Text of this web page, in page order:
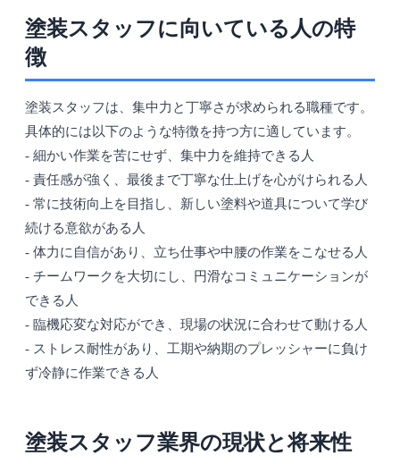
塗装スタッフに向いている人の特
徴
塗装スタッフは、集中力と丁寧さが求められる職種です。
具体的には以下のような特徴を持つ方に適しています。
- 細かい作業を苦にせず、集中力を維持できる人
- 責任感が強く、最後まで丁寧な仕上げを心がけられる人
- 常に技術向上を目指し、新しい塗料や道具について学び
続ける意欲がある人
- 体力に自信があり、立ち仕事や中腰の作業をこなせる人
- チームワークを大切にし、円滑なコミュニケーションが
できる人
- 臨機応変な対応ができ、現場の状況に合わせて動ける人
- ストレス耐性があり、工期や納期のプレッシャーに負け
ず冷静に作業できる人
塗装スタッフ業界の現状と将来性